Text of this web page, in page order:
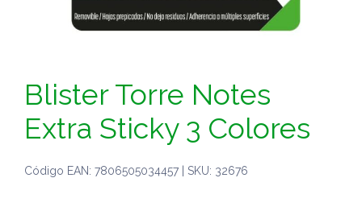
Blister Torre Notes
Extra Sticky 3 Colores
Código EAN: 7806505034457 | SKU: 32676